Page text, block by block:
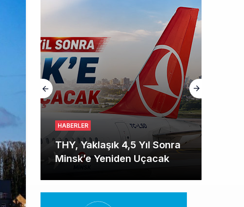
HABERLER
THY, Yaklaşık 4,5 Yıl Sonra
Minsk’e Yeniden Uçacak